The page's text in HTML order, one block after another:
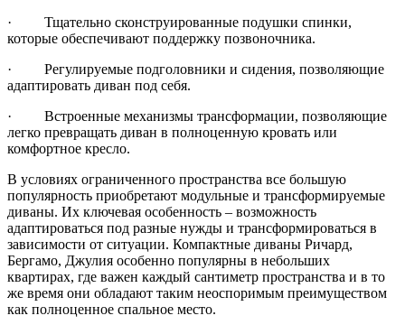
· Тщательно сконструированные подушки спинки,
которые обеспечивают поддержку позвоночника.
· Регулируемые подголовники и сидения, позволяющие
адаптировать диван под себя.
· Встроенные механизмы трансформации, позволяющие
легко превращать диван в полноценную кровать или
комфортное кресло.
В условиях ограниченного пространства все большую
популярность приобретают модульные и трансформируемые
диваны. Их ключевая особенность – возможность
адаптироваться под разные нужды и трансформироваться в
зависимости от ситуации. Компактные диваны Ричард,
Бергамо, Джулия особенно популярны в небольших
квартирах, где важен каждый сантиметр пространства и в то
же время они обладают таким неоспоримым преимуществом
как полноценное спальное место.